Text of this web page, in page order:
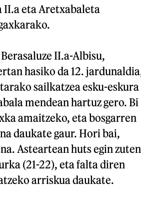
II.a eta Aretxabaleta
II.a-Albisu,
hasiko da 12.
sailkatzea esku-eskura
mendean hartuz gero. Bi
amaitzeko, eta bosgarren
daukate gaur. Hori bai,
Asteartean huts egin zuten
(21-22), eta falta diren
arriskua daukate.